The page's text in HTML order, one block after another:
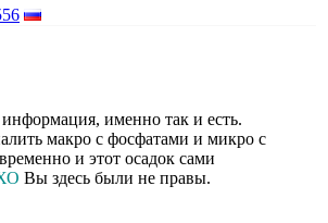
именно так и есть.
макро с фосфатами и микро с
и этот осадок сами
Вы здесь были не правы.